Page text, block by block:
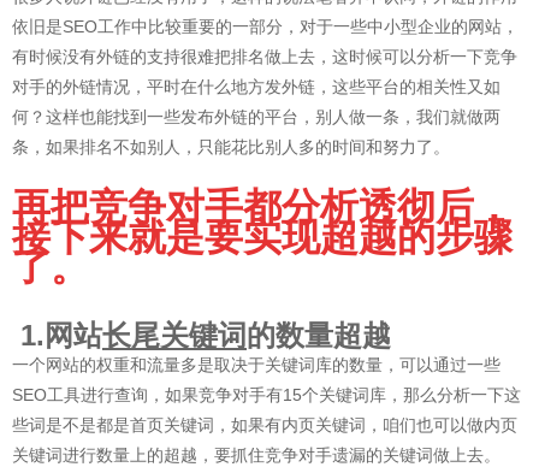
依旧是SEO工作中比较重要的一部分，对于一些中小型企业的网站，
有时候没有外链的支持很难把排名做上去，这时候可以分析一下竞争
对手的外链情况，平时在什么地方发外链，这些平台的相关性又如
何？这样也能找到一些发布外链的平台，别人做一条，我们就做两
条，如果排名不如别人，只能花比别人多的时间和努力了。
再把竞争对手都分析透彻后，
接下来就是要实现超越的步骤
了。
1.网站长尾关键词的数量超越
一个网站的权重和流量多是取决于关键词库的数量，可以通过一些
SEO工具进行查询，如果竞争对手有15个关键词库，那么分析一下这
些词是不是都是首页关键词，如果有内页关键词，咱们也可以做内页
关键词进行数量上的超越，要抓住竞争对手遗漏的关键词做上去。